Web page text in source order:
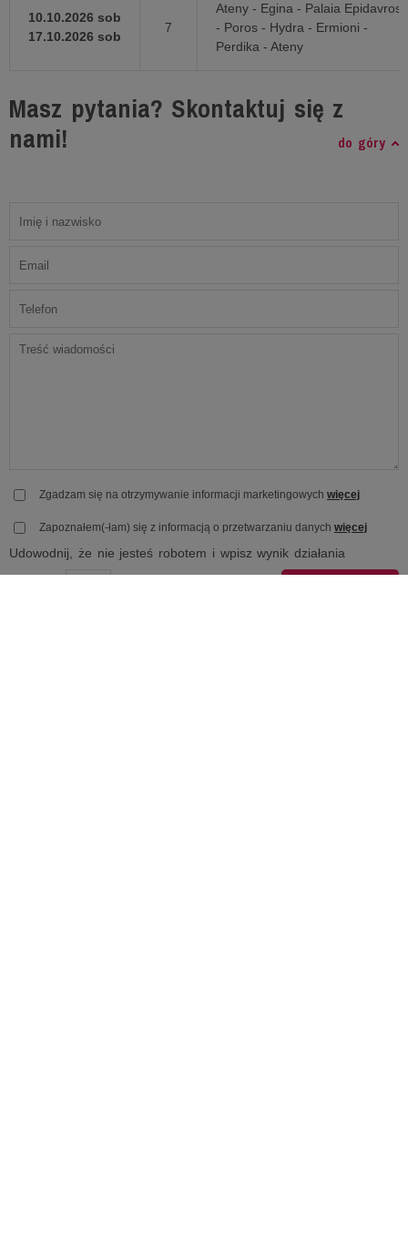
10.10.2026 sob
17.10.2026 sob
7
Ateny - Egina - Palaia Epidavros
- Poros - Hydra - Ermioni -
Perdika - Ateny
Masz pytania? Skontaktuj się z
nami!
do góry
Zgadzam się na otrzymywanie informacji marketingowych więcej
Zapoznałem(-łam) się z informacją o przetwarzaniu danych więcej
Udowodnij, że nie jesteś robotem i wpisz wynik działania